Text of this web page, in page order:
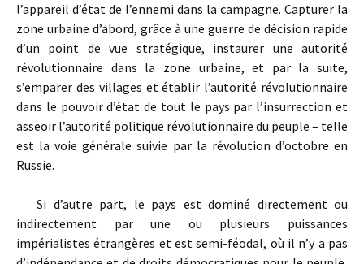
l’appareil d’état de l’ennemi dans la campagne. Capturer la
zone urbaine d’abord, grâce à une guerre de décision rapide
d’un point de vue stratégique, instaurer une autorité
révolutionnaire dans la zone urbaine, et par la suite,
s’emparer des villages et établir l’autorité révolutionnaire
dans le pouvoir d’état de tout le pays par l’insurrection et
asseoir l’autorité politique révolutionnaire du peuple – telle
est la voie générale suivie par la révolution d’octobre en
Russie.
Si d’autre part, le pays est dominé directement ou
indirectement par une ou plusieurs puissances
impérialistes étrangères et est semi-féodal, où il n’y a pas